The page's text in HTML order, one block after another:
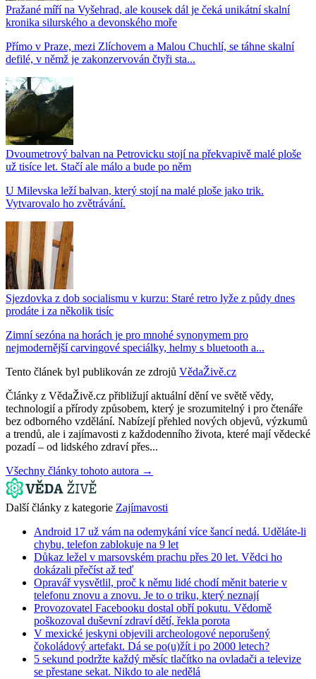
Pražané míří na Vyšehrad, ale kousek dál je čeká unikátní skalní
kronika silurského a devonského moře
Přímo v Praze, mezi Zlíchovem a Malou Chuchlí, se táhne skalní
defilé, v němž je zakonzervován čtyři sta...
Dvoumetrový balvan na Petrovicku stojí na překvapivě malé ploše
už tisíce let. Stačí ale málo a bude po něm
U Milevska leží balvan, který stojí na malé ploše jako trik.
Vytvarovalo ho zvětrávání.
Sjezdovka z dob socialismu v kurzu: Staré retro lyže z půdy dnes
prodáte i za několik tisíc
Zimní sezóna na horách je pro mnohé synonymem pro
nejmodernější carvingové speciálky, helmy s bluetooth a...
Tento článek byl publikován ze zdrojů VědaŽivě.cz
Články z VědaŽivě.cz přibližují aktuální dění ve světě vědy,
technologií a přírody způsobem, který je srozumitelný i pro čtenáře
bez odborného vzdělání. Nabízejí přehled nových objevů, výzkumů
a trendů, ale i zajímavosti z každodenního života, které mají vědecké
pozadí – od lidského zdraví přes...
Všechny články tohoto autora →
Další články z kategorie Zajímavosti
Android 17 už vám na odemykání více šancí nedá. Uděláte-li
chybu, telefon zablokuje na 9 let
Důkaz ležel v marsovském prachu přes 20 let. Vědci ho
dokázali přečíst až teď
Opravář vysvětlil, proč k němu lidé chodí měnit baterie v
telefonu znovu a znovu. Je to o triku, který neznají
Provozovatel Facebooku dostal obří pokutu. Vědomě
poškozoval duševní zdraví dětí, řekla porota
V mexické jeskyni objevili archeologové neporušený
čokoládový artefakt. Dá se po(u)žít i po 2000 letech?
5 sekund podržte každý měsíc tlačítko na ovladači a televize
se přestane sekat. Nikdo to ale nedělá